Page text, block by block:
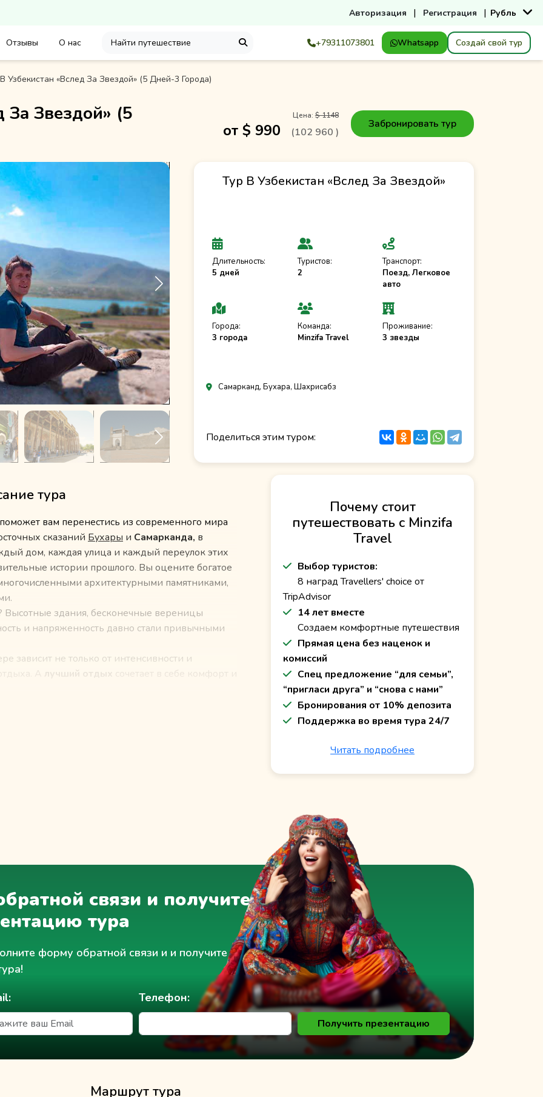
Авторизация | Регистрация | Рубль
Отзывы О нас +79311073801 Whatsapp Создай свой тур
Узбекистан «Вслед За Звездой» (5 Дней-3 Города)
За Звездой» (5
Цена:$ 1148
от $ 990 (102 960 )
Забронировать тур
Тур В Узбекистан «Вслед За Звездой»
Длительность:
5 дней
Туристов:
2
Транспорт:
Поезд, Легковое
авто
Города:
3 города
Команда:
Minzifa Travel
Проживание:
3 звезды
Самарканд, Бухара, Шахрисабз
Поделиться этим туром:
тура
вам перенестись из современного мира
сказаний Бухары и Самарканда, в
дом, каждая улица и каждый переулок этих
истории прошлого. Вы оцените богатое
архитектурными памятниками,
Высотные здания, бесконечные вереницы
и напряженность давно стали привычными
зависит не только от интенсивности и
Почему стоит
путешествовать с Minzifa
Travel
Выбор туристов:
8 наград Travellers' choice от
TripAdvisor
14 лет вместе
Создаем комфортные путешествия
Прямая цена без наценок и
комиссий
Спец предложение “для семьи”,
“пригласи друга” и “снова с нами”
Бронирования от 10% депозита
Поддержка во время тура 24/7
Читать подробнее
связи и получите
тура
форму обратной связи и и получите доступ к
Телефон:
Получить презентацию
Маршрут тура